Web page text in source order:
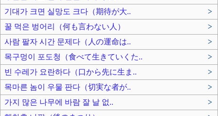
기대가 크면 실망도 크다（期待が大..
>
꿀 먹은 벙어리（何も言わない人）
>
사람 팔자 시간 문제다（人の運命は..
>
목구멍이 포도청（食べて生きていくた..
>
빈 수레가 요란하다（口から先に生ま..
>
목마른 놈이 우물 판다（切実な者が..
>
가지 많은 나무에 바람 잘 날 없..
>